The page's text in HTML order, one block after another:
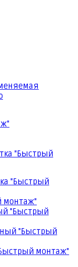
"Быстрый
"Быстрый
монтаж"
"Быстрый
"Быстрый
монтаж"